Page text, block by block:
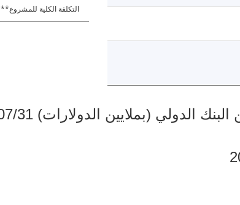
التكلفة الكلية للمشروع**
(بملايين الدولارات) 2026/07/31